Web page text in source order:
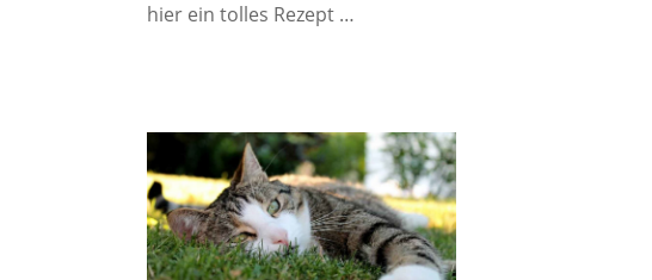
hier ein tolles Rezept …